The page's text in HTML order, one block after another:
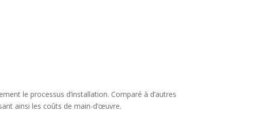
le processus d’installation. Comparé à d’autres
ainsi les coûts de main-d’œuvre.